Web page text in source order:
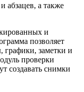
абзацев, а также
и
позволяет
графики, заметки и
проверки
создавать снимки